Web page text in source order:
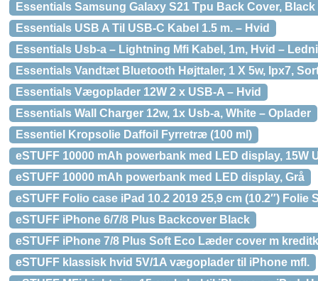
Essentials Samsung Galaxy S21 Tpu Back Cover,
Essentials USB A Til USB-C Kabel 1.5 m. – Hvid
Essentials Usb-a – Lightning Mfi Kabel, 1m, Hvid –
Essentials Vandtæt Bluetooth Højttaler, 1 X 5w, Ipx7,
Essentials Vægoplader 12W 2 x USB-A – Hvid
Essentials Wall Charger 12w, 1x Usb-a, White – Oplader
Essentiel Kropsolie Daffoil Fyrretræ (100 ml)
eSTUFF 10000 mAh powerbank med LED display, 15W
eSTUFF 10000 mAh powerbank med LED display, Grå
eSTUFF Folio case iPad 10.2 2019 25,9 cm (10.2″) Folie
eSTUFF iPhone 6/7/8 Plus Backcover Black
eSTUFF iPhone 7/8 Plus Soft Eco Læder cover m
eSTUFF klassisk hvid 5V/1A vægoplader til iPhone mfl.